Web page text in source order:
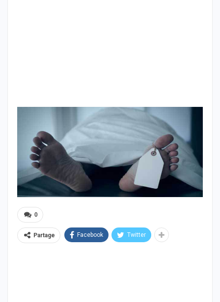
0
Partage Facebook Twitter